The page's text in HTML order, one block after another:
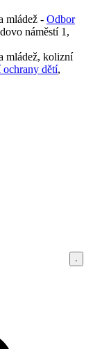
mládež - Odbor
náměstí 1,
mládež, kolizní
ochrany dětí,